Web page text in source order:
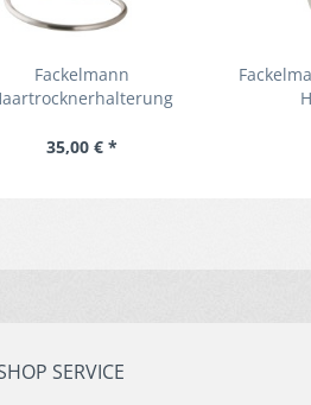
Fackelmann
35,00 € *
SERVICE